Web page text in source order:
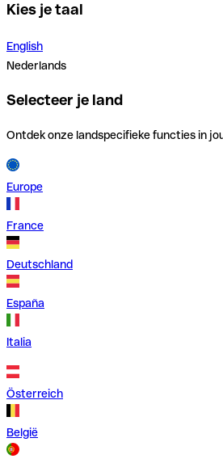
Kies je taal
English
Nederlands
Selecteer je land
Ontdek onze landspecifieke functies in
Europe
France
Deutschland
España
Italia
Österreich
België